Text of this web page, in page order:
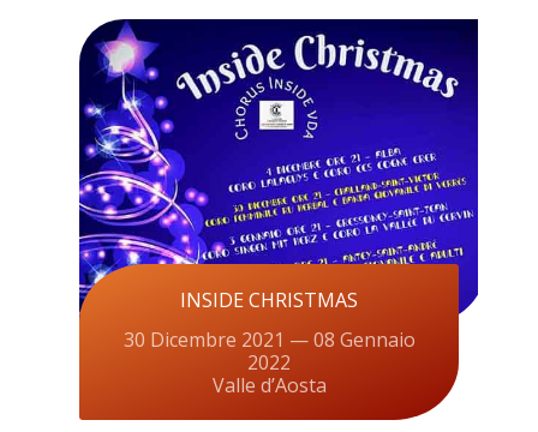
INSIDE CHRISTMAS
30 Dicembre 2021 — 08 Gennaio
2022
Valle d’Aosta